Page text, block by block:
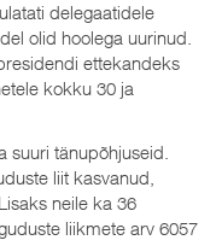
delegaatidele
olid hoolega uurinud.
ettekandeks
kokku 30 ja
suuri tänupõhjuseid.
liit kasvanud,
neile ka 36
liikmete arv 6057